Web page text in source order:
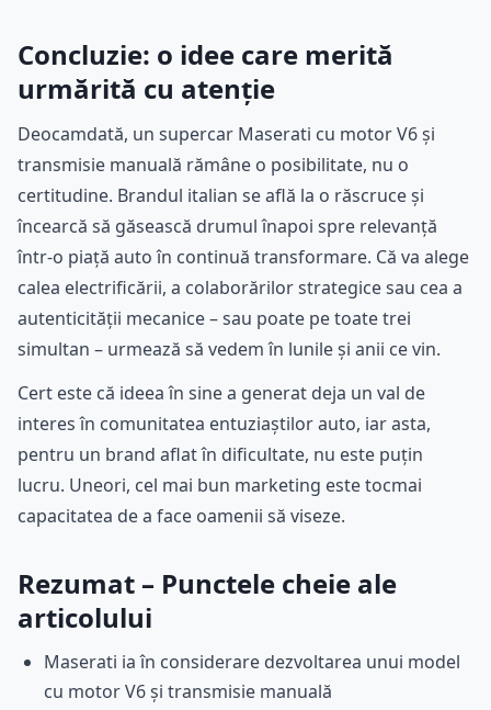
Concluzie: o idee care merită
urmărită cu atenție
Deocamdată, un supercar Maserati cu motor V6 și
transmisie manuală rămâne o posibilitate, nu o
certitudine. Brandul italian se află la o răscruce și
încearcă să găsească drumul înapoi spre relevanță
într-o piață auto în continuă transformare. Că va alege
calea electrificării, a colaborărilor strategice sau cea a
autenticității mecanice – sau poate pe toate trei
simultan – urmează să vedem în lunile și anii ce vin.
Cert este că ideea în sine a generat deja un val de
interes în comunitatea entuziaștilor auto, iar asta,
pentru un brand aflat în dificultate, nu este puțin
lucru. Uneori, cel mai bun marketing este tocmai
capacitatea de a face oamenii să viseze.
Rezumat – Punctele cheie ale
articolului
Maserati ia în considerare dezvoltarea unui model
cu motor V6 și transmisie manuală